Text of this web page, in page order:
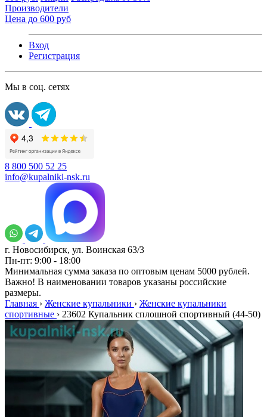
Производители
Цена до 600 руб
Вход
Регистрация
Мы в соц. сетях
8 800 500 52 25
info@kupalniki-nsk.ru
г. Новосибирск, ул. Воинская 63/3
Пн-пт: 9:00 - 18:00
Минимальная сумма заказа по оптовым ценам 5000 рублей.
Важно! В наименовании товаров указаны российские
размеры.
Главная › Женские купальники › Женские купальники
спортивные › 23602 Купальник сплошной спортивный (44-50)